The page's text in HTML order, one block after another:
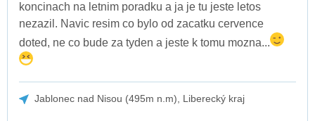
koncinach na letnim poradku a ja je tu jeste letos
nezazil. Navic resim co bylo od zacatku cervence
doted, ne co bude za tyden a jeste k tomu mozna...
Jablonec nad Nisou (495m n.m), Liberecký kraj